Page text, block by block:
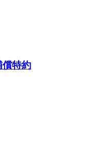
償特約